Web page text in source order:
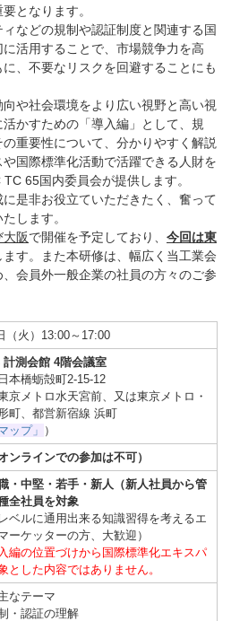
となります。
などの規制や認証制度と関連する国
活用することで、市場競争力を高
、不要なリスクを回避することにも
や社会環境をより広い視野と高い視
かすための「導入編」として、規
重要性について、分かりやすく解説
国際標準化活動で活躍できる人財を
65国内委員会が提供します。
是非お役立ていただきたく、奮って
します。
阪で開催を予定しており、 今回は東
す。また本研修は、幅広く当工業会
会員外一般企業の社員の方々のご参
（火）13:00～17:00
測会館 4階会議室
本橋蛎殻町2-15-12
京メトロ水天宮前、又は東京メトロ・
町、都営新宿線 浜町
ップ」 ）
ンラインでの参加は不可）
・中堅・若手・新人（新人社員から管
全社員を対象
ベルに通用出来る知識習得を考えるエ
ーケッターの方、大歓迎）
編の位置づけから国際標準化エキスパ
とした内容ではありません。
なテーマ
・認証の理解